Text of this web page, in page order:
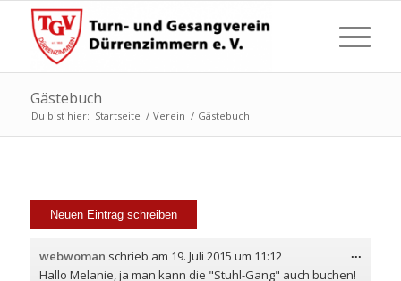
Gästebuch
Du bist hier: Startseite / Verein / Gästebuch
webwoman schrieb am 19. Juli 2015 um 11:12
Hallo Melanie, ja man kann die "Stuhl-Gang" auch buchen!
...